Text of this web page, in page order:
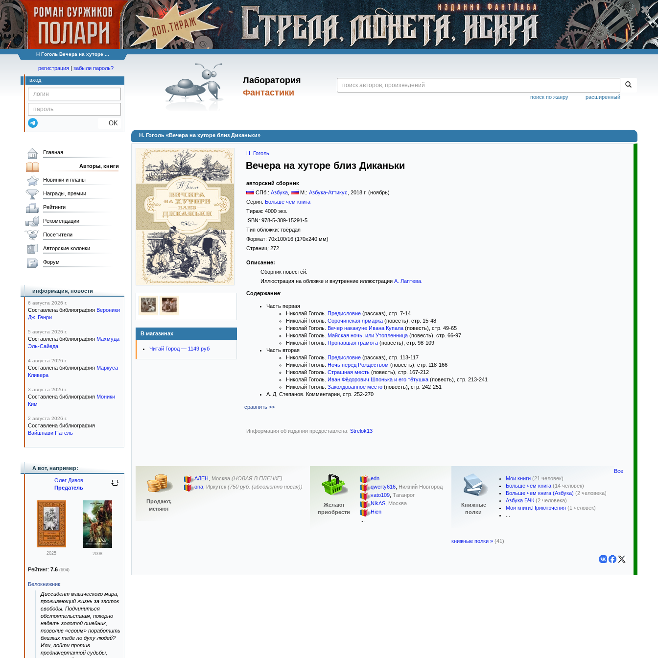
Н Гоголь Вечера на хуторе ...
Лаборатория
Фантастики
расширенный
поиск по жанру
регистрация | забыли пароль?
вход
OK
Н. Гоголь «Вечера на хуторе близ Диканьки»
В магазинах
Читай Город — 1149 руб
Н. Гоголь
Вечера на хуторе близ Диканьки
авторский сборник
СПб.: Азбука М.: Азбука-Аттикус 2018 г. (ноябрь)
Серия: Больше чем книга
Тираж: 4000 экз.
ISBN: 978-5-389-15291-5
Тип обложки: твёрдая
Формат: 70x100/16 (170x240 мм)
Страниц: 272
Описание:
Сборник повестей.
Иллюстрация на обложке и внутренние иллюстрации А. Лаптева.
Содержание:
Часть первая
Николай Гоголь. Предисловие (рассказ), стр. 7-14
Николай Гоголь. Сорочинская ярмарка (повесть), стр. 15-48
Николай Гоголь. Вечер накануне Ивана Купала (повесть), стр. 49-65
Николай Гоголь. Майская ночь, или Утопленница (повесть), стр. 66-97
Николай Гоголь. Пропавшая грамота (повесть), стр. 98-109
Часть вторая
Николай Гоголь. Предисловие (рассказ), стр. 113-117
Николай Гоголь. Ночь перед Рождеством (повесть), стр. 118-166
Николай Гоголь. Страшная месть (повесть), стр. 167-212
Николай Гоголь. Иван Фёдорович Шпонька и его тётушка (повесть), стр. 213-241
Николай Гоголь. Заколдованное место (повесть), стр. 242-251
А. Д. Степанов. Комментарии, стр. 252-270
сравнить >>
Информация об издании предоставлена: Strelok13
Продают,
меняют
АЛЕН , Москва (НОВАЯ В ПЛЕНКЕ)
ona, Иркутск (750 руб. (абсолютно новая))
Желают
приобрести
edn
qwerty616, Нижний Новгород
vato109, Таганрог
NikAS, Москва
Hien
Книжные
полки
Мои книги (21 человек)
Больше чем книга (14 человек)
Больше чем книга (Азбука) (2 человека)
Азбука БЧК (2 человека)
Мои книги:Приключения (1 человек)
Все
книжные полки » (41)
Главная
Авторы, книги
Новинки и планы
Награды, премии
Рейтинги
Рекомендации
Посетители
Авторские колонки
Форум
информация, новости
6 августа 2026 г.
Составлена библиография Вероники
Дж. Генри
5 августа 2026 г.
Составлена библиография Махмуда
Эль-Сайеда
4 августа 2026 г.
Составлена библиография Маркуса
Кливера
3 августа 2026 г.
Составлена библиография Моники
Ким
2 августа 2026 г.
Составлена библиография
Вайшнави Патель
А вот, например:
Олег Дивов
Предатель
2025 2008
Рейтинг: 7.6 (604)
Белокнижник:
Диссидент магического мира,
прожигающий жизнь за глоток
свободы. Подчиниться
обстоятельствам, покорно
надеть золотой ошейник,
позволив «своим» поработить
близких тебе по духу людей?
Или, пойти против
предначертанной судьбы,